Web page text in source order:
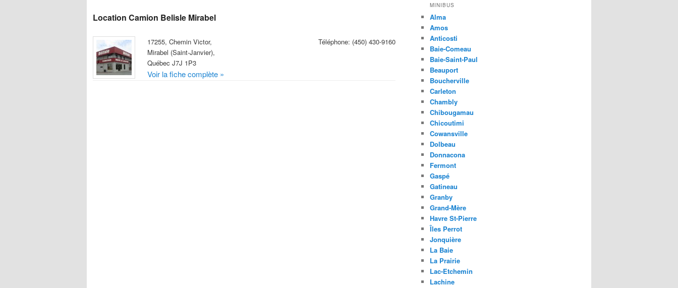
Minibus
Location Camion Belisle Mirabel
Téléphone: (450) 430-9160
17255, Chemin Victor,
Mirabel (Saint-Janvier),
Québec J7J 1P3
Voir la fiche complète »
MINIBUS
Alma
Amos
Anticosti
Baie-Comeau
Baie-Saint-Paul
Beauport
Boucherville
Carleton
Chambly
Chibougamau
Chicoutimi
Cowansville
Dolbeau
Donnacona
Fermont
Gaspé
Gatineau
Granby
Grand-Mère
Havre St-Pierre
Îles Perrot
Jonquière
La Baie
La Prairie
Lac-Etchemin
Lachine